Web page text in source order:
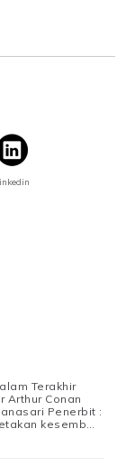
Terakhir
Arthur Conan
Penerbit :
kesemb…